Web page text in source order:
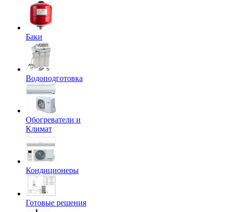
Баки
Водоподготовка
Обогреватели и
Климат
Кондиционеры
Готовые решения